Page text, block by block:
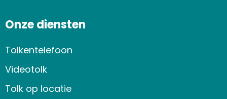
Onze diensten
Tolkentelefoon
Videotolk
Tolk op locatie